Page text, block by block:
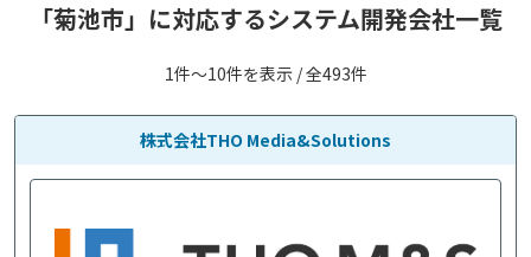
「菊池市」に対応するシステム開発会社一覧
1件〜10件を表示 / 全493件
株式会社THO Media&Solutions